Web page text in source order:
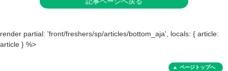
render partial: 'front/freshers/sp/articles/bottom_aja', locals: { article:
article } %>
ページトップへ